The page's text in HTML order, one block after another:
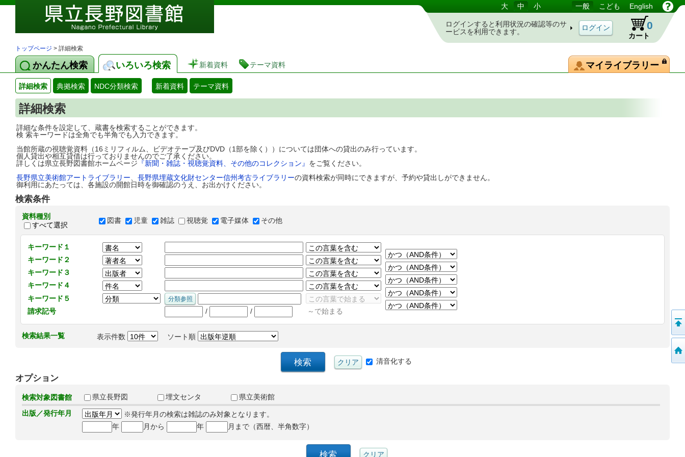
図書館 蔵書検索・予約システム 大 中 小 一般 こども English
ログインすると利用状況の確認等のサ
ービスを利用できます。
カート
0
トップページ > 詳細検索
かんたん検索 いろいろ検索 新着資料 テーマ資料 マイライブラリー
詳細検索 典拠検索 NDC分類検索 新着資料 テーマ資料
詳細検索
詳細な条件を設定して、蔵書を検索することができます。
検 索キーワードは全角でも半角でも入力できます。
当館所蔵の視聴覚資料（16ミリフィルム、ビデオテープ及びDVD（1部を除く））については団体への貸出のみ行っています。
個人貸出や相互貸借は行っておりませんのでご了承ください。
詳しくは県立長野図書館ホームページ 『新聞・雑誌・視聴覚資料、その他のコレクション』 をご覧ください。
長野県立美術館アートライブラリー
長野県埋蔵文化財センター信州考古ライブラリーの資料検索が同時にできますが、予約や貸出しができません。
御利用にあたっては、各施設の開館日時を御確認のうえ、お出かけください。
検索条件
資料種別
すべて選択
図書 児童 雑誌 視聴覚 電子媒体 その他
キーワード１
キーワード２
キーワード３
キーワード４
キーワード５
請求記号
/ / ～で始まる
検索結果一覧 表示件数 ソート順
清音化する
オプション
検索対象図書館 県立長野図 埋文センタ
県立美術館
出版／発行年月
※発行年月の検索は雑誌のみ対象となります。
年
月から 年 月まで（西暦、半角数字）